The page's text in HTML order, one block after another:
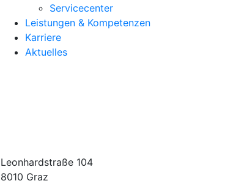
Servicecenter
Leistungen & Kompetenzen
Karriere
Aktuelles
Leonhardstraße 104
8010 Graz